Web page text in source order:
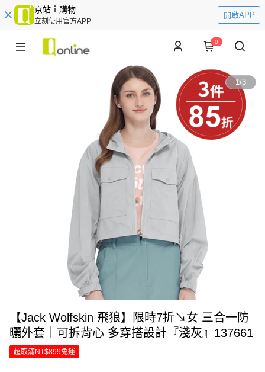
京站ｉ購物
立刻使用官方APP
開啟APP
0
1/3
【Jack Wolfskin 飛狼】限時7折↘女 三合一防
曬外套｜可拆背心 多穿搭設計『淺灰』137661
超取滿NT$899免運